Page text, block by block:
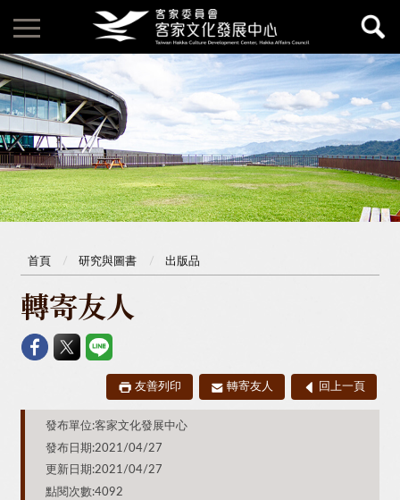
首頁 研究與圖書 出版品
轉寄友人
友善列印 轉寄友人 回上一頁
發布單位:客家文化發展中心
發布日期:2021/04/27
更新日期:2021/04/27
點閱次數:4092